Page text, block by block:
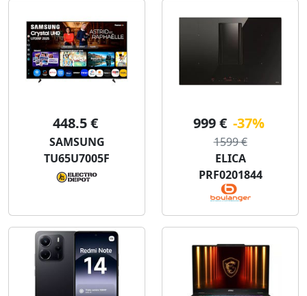
448.5 €
SAMSUNG
TU65U7005F
999 € -37%
1599 €
ELICA
PRF0201844